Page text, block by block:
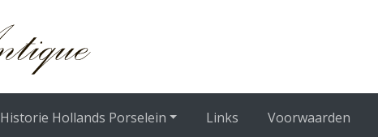
Historie Hollands Porselein Links Voorwaarden